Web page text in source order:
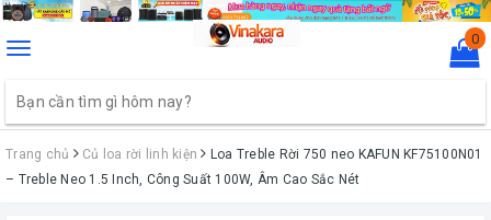
Toggle
0
Trang chủ Củ loa rời linh kiện
Loa Treble Rời 750 neo KAFUN KF75100N01
– Treble Neo 1.5 Inch, Công Suất 100W, Âm Cao Sắc Nét